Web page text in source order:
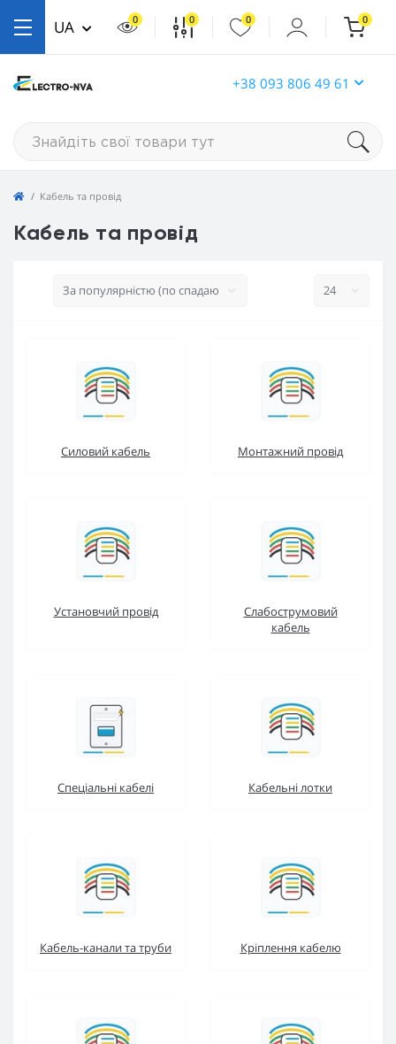
+38 093 806 49 61
UA 0 0 0 0
Кабель та провід
Кабель та провід
Силовий кабель Монтажний провід
Установчий провід
Слабострумовий
кабель
Спеціальні кабелі Кабельні лотки
Кабель-канали та труби Кріплення кабелю